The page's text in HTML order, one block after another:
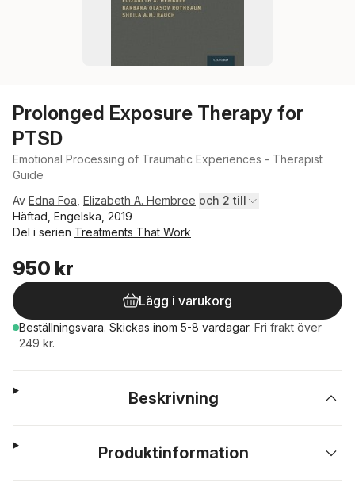
Prolonged Exposure Therapy for
PTSD
Emotional Processing of Traumatic Experiences - Therapist
Guide
Av Edna Foa Elizabeth A. Hembree och 2 till
Häftad, Engelska, 2019
Del i serien Treatments That Work
950 kr
Lägg i varukorg
Beställningsvara. Skickas inom 5-8 vardagar. Fri frakt över
249 kr.
Beskrivning
Produktinformation